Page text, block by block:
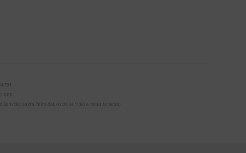
000
17:30; sexta-feira das 07:20 às 11:50 e 13:00 às 16:30)